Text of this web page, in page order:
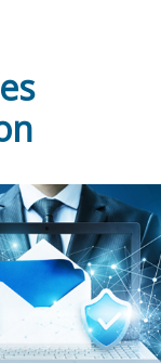
de
présente de
avantages
: Recherche
rapide,
limitation...